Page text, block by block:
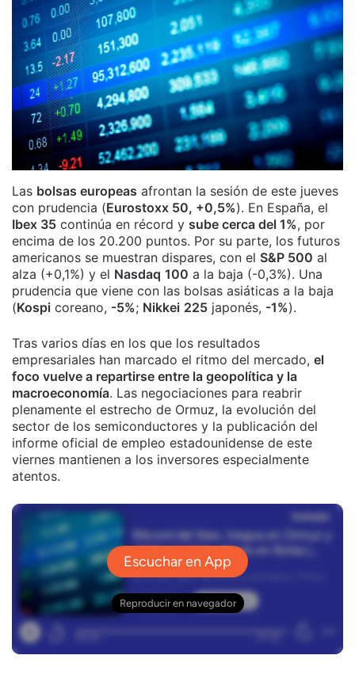
Las bolsas europeas afrontan la sesión de este jueves
con prudencia (Eurostoxx 50, +0,5%). En España, el
Ibex 35 continúa en récord y sube cerca del 1%, por
encima de los 20.200 puntos. Por su parte, los futuros
americanos se muestran dispares, con el S&P 500 al
alza (+0,1%) y el Nasdaq 100 a la baja (-0,3%). Una
prudencia que viene con las bolsas asiáticas a la baja
(Kospi coreano, -5%; Nikkei 225 japonés, -1%).
Tras varios días en los que los resultados
empresariales han marcado el ritmo del mercado, el
foco vuelve a repartirse entre la geopolítica y la
macroeconomía. Las negociaciones para reabrir
plenamente el estrecho de Ormuz, la evolución del
sector de los semiconductores y la publicación del
informe oficial de empleo estadounidense de este
viernes mantienen a los inversores especialmente
atentos.